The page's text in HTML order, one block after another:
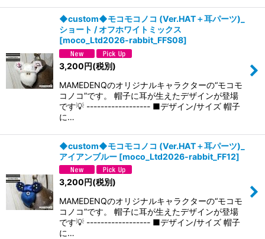
◆custom◆モコモコノコ (Ver.HAT＋耳パーツ)_
ショート / オフホワイトミックス
[moco_Ltd2026-rabbit_FFS08]
3,200円(税別)
MAMEDENQのオリジナルキャラクターの“モコモ
コノコ”です。 帽子に耳が生えたデザインが登場
です💡 ------------------ ■デザイン/サイズ 帽子
に…
◆custom◆モコモコノコ (Ver.HAT＋耳パーツ)_
アイアンブルー [moco_Ltd2026-rabbit_FF12]
3,200円(税別)
MAMEDENQのオリジナルキャラクターの“モコモ
コノコ”です。 帽子に耳が生えたデザインが登場
です💡 ------------------ ■デザイン/サイズ 帽子
に…